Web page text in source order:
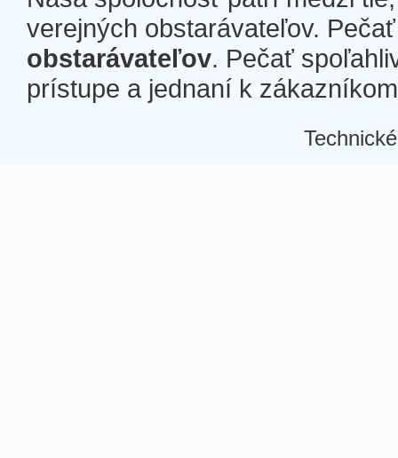
verejných obstarávateľov.
obstarávateľov. Pečať
prístupe a jednaní k